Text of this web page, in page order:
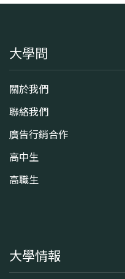
大學問
關於我們
聯絡我們
廣告行銷合作
高中生
高職生
大學情報